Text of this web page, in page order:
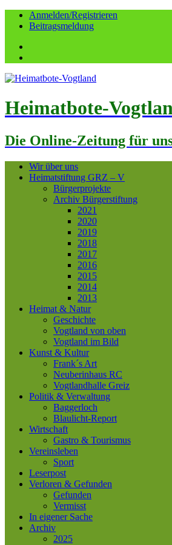
Anmelden/Registrieren
Beitragsmeldung
Heimatbote-
Die Online-Zeitung für
Wir über uns
Heimatstiftung GRZ – V
Bürgerprojekte
Archiv Bürgerstiftung
2021
2020
2019
2018
2017
2016
2015
2014
2013
Heimat & Natur
Geschichte
Vogtland von oben
Vogtland im Bild
Kunst & Kultur
Frank´s Art
Neuberinhaus RC
Vogtlandhalle Greiz
Politik & Verwaltung
Baggerloch
Blaulicht-Report
Wirtschaft
Gastro & Tourismus
Vereinsleben
Sport
Leserpost
Verloren & Gefunden
Gefunden
Vermisst
In eigener Sache
Archiv
2025